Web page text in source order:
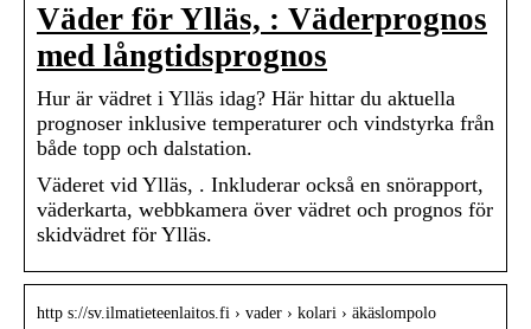
Väder för Ylläs, : Väderprognos
med långtidsprognos
Hur är vädret i Ylläs idag? Här hittar du aktuella
prognoser inklusive temperaturer och vindstyrka från
både topp och dalstation.
Väderet vid Ylläs, . Inkluderar också en snörapport,
väderkarta, webbkamera över vädret och prognos för
skidvädret för Ylläs.
http s://sv.ilmatieteenlaitos.fi › vader › kolari › äkäslompolo